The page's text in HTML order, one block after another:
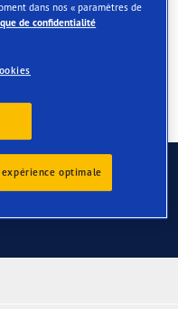
dans nos « paramètres de
de confidentialité
optimale